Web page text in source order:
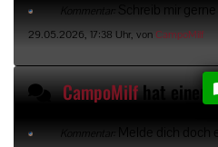
Kommentar: Schreib mir gerne
29.05.2026, 17:38 Uhr, vonCampoMilf
CampoMilfhat einen
Kommentar: Melde dich doch